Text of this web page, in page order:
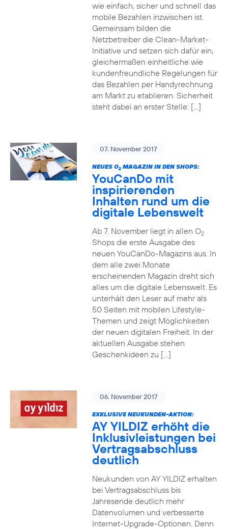
wie einfach, sicher und schnell das
mobile Bezahlen inzwischen ist.
Gemeinsam bilden die
Netzbetreiber die Clean-Market-
Initiative und setzen sich dafür ein,
gleichermaßen einheitliche wie
kundenfreundliche Regelungen für
das Bezahlen per Handyrechnung
am Markt zu etablieren. Sicherheit
steht dabei an erster Stelle: […]
07. November 2017
NEUES O2MAGAZIN IN DEN SHOPS:
YouCanDo mit
inspirierenden
Inhalten rund um die
digitale Lebenswelt
Ab 7. November liegt in allen O2
Shops die erste Ausgabe des
neuen YouCanDo-Magazins aus. In
dem alle zwei Monate
erscheinenden Magazin dreht sich
alles um die digitale Lebenswelt. Es
unterhält den Leser auf mehr als
50 Seiten mit mobilen Lifestyle-
Themen und zeigt Möglichkeiten
der neuen digitalen Freiheit. In der
aktuellen Ausgabe stehen
Geschenkideen zu […]
06. November 2017
EXKLUSIVE NEUKUNDEN-AKTION:
AY YILDIZ erhöht die
Inklusivleistungen bei
Vertragsabschluss
deutlich
Neukunden von AY YILDIZ erhalten
bei Vertragsabschluss bis
Jahresende deutlich mehr
Datenvolumen und verbesserte
Internet-Upgrade-Optionen. Denn